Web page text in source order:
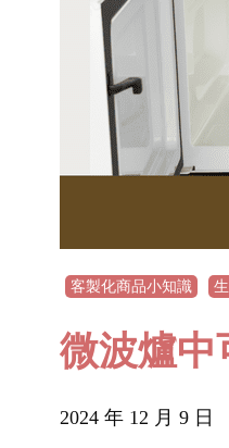
客製化商品小知識
微波爐中
2024 年 12 月 9 日